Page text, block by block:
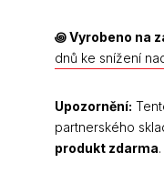
꩜Vyrobeno na
dnů ke snížení
Upozornění:
partnerského
produkt zdarma.